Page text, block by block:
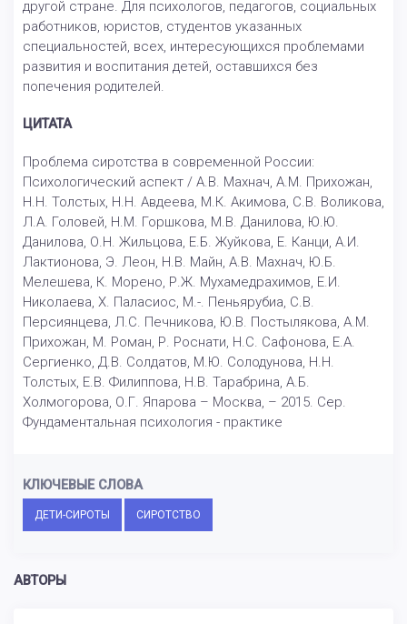
другой стране. Для психологов, педагогов, социальных
работников, юристов, студентов указанных
специальностей, всех, интересующихся проблемами
развития и воспитания детей, оставшихся без
попечения родителей.
ЦИТАТА
Проблема сиротства в современной России:
Психологический аспект / А.В. Махнач, А.М. Прихожан,
Н.Н. Толстых, Н.Н. Авдеева, М.К. Акимова, С.В. Воликова,
Л.А. Головей, Н.М. Горшкова, М.В. Данилова, Ю.Ю.
Данилова, О.Н. Жильцова, Е.Б. Жуйкова, Е. Канци, А.И.
Лактионова, Э. Леон, Н.В. Майн, А.В. Махнач, Ю.Б.
Мелешева, К. Морено, Р.Ж. Мухамедрахимов, Е.И.
Николаева, Х. Паласиос, М.-. Пеньярубиа, С.В.
Персиянцева, Л.С. Печникова, Ю.В. Постылякова, А.М.
Прихожан, М. Роман, Р. Роснати, Н.С. Сафонова, Е.А.
Сергиенко, Д.В. Солдатов, М.Ю. Солодунова, Н.Н.
Толстых, Е.В. Филиппова, Н.В. Тарабрина, А.Б.
Холмогорова, О.Г. Япарова – Москва, – 2015. Сер.
Фундаментальная психология - практике
КЛЮЧЕВЫЕ СЛОВА
ДЕТИ-СИРОТЫ СИРОТСТВО
АВТОРЫ